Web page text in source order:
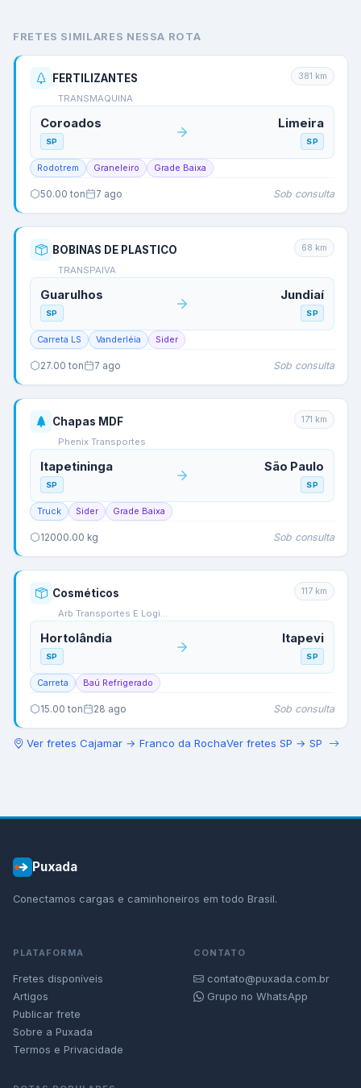
FRETES SIMILARES NESSA ROTA
FERTILIZANTES
TRANSMAQUINA
381 km
Coroados
SP
Limeira
SP
Rodotrem Graneleiro Grade Baixa
50.00 ton 7 ago Sob consulta
BOBINAS DE PLASTICO
TRANSPAIVA
68 km
Guarulhos
SP
Jundiaí
SP
Carreta LS Vanderléia Sider
27.00 ton 7 ago Sob consulta
Chapas MDF
Phenix Transportes
171 km
Itapetininga
SP
São Paulo
SP
Truck Sider Grade Baixa
12000.00 kg Sob consulta
Cosméticos
Arb Transportes E Logi…
117 km
Hortolândia
SP
Itapevi
SP
Carreta Baú Refrigerado
15.00 ton 28 ago Sob consulta
Ver fretes Cajamar → Franco da RochaVer fretes SP → SP
Puxada
Conectamos cargas e caminhoneiros em todo Brasil.
PLATAFORMA
Fretes disponíveis
Artigos
Publicar frete
Sobre a Puxada
Termos e Privacidade
CONTATO
contato@puxada.com.br
Grupo no WhatsApp